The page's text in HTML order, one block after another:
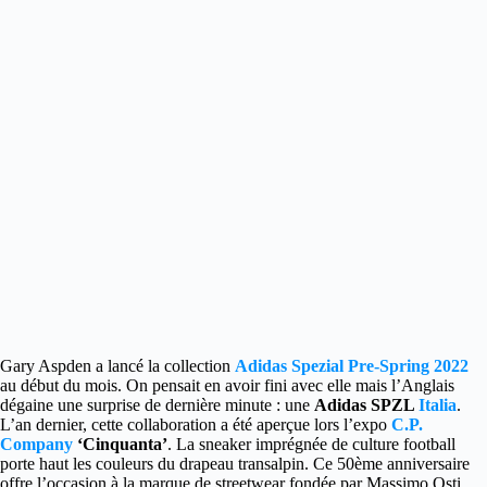
Gary Aspden a lancé la collection Adidas Spezial Pre-Spring 2022
au début du mois. On pensait en avoir fini avec elle mais l’Anglais
dégaine une surprise de dernière minute : une Adidas SPZL Italia.
L’an dernier, cette collaboration a été aperçue lors l’expo C.P.
Company ‘Cinquanta’. La sneaker imprégnée de culture football
porte haut les couleurs du drapeau transalpin. Ce 50ème anniversaire